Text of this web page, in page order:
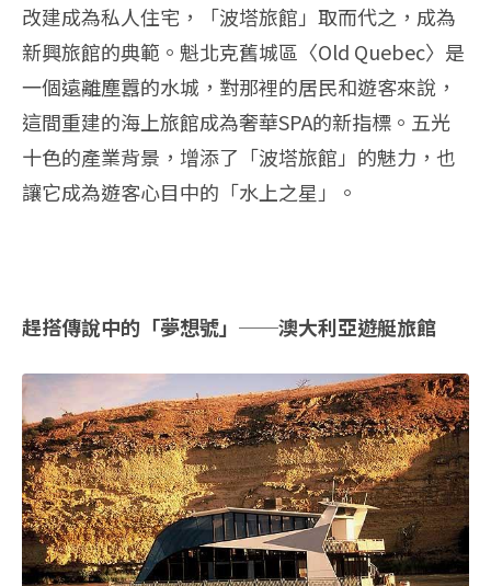
改建成為私人住宅，「波塔旅館」取而代之，成為
新興旅館的典範。魁北克舊城區〈Old Quebec〉是
一個遠離塵囂的水城，對那裡的居民和遊客來說，
這間重建的海上旅館成為奢華SPA的新指標。五光
十色的產業背景，增添了「波塔旅館」的魅力，也
讓它成為遊客心目中的「水上之星」。
趕搭傳說中的「夢想號」──澳大利亞遊艇旅館